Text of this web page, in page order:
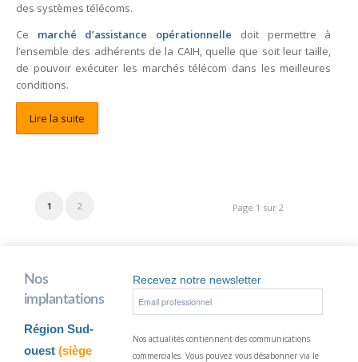
des systèmes télécoms.
Ce marché d’assistance opérationnelle doit permettre à
l’ensemble des adhérents de la CAIH, quelle que soit leur taille,
de pouvoir exécuter les marchés télécom dans les meilleures
conditions.
Lire la suite
Page 1 sur 2
1 2
Nos
implantations
Région Sud-
ouest (siège
Recevez notre newsletter
Nos actualités contiennent des communications
commerciales. Vous pouvez vous désabonner via le